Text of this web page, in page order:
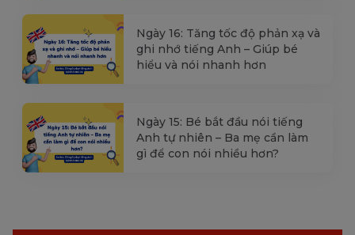
Ngày 16: Tăng tốc độ phản xạ và
ghi nhớ tiếng Anh – Giúp bé
hiểu và nói nhanh hơn
Ngày 15: Bé bắt đầu nói tiếng
Anh tự nhiên – Ba mẹ cần làm
gì để con nói nhiều hơn?